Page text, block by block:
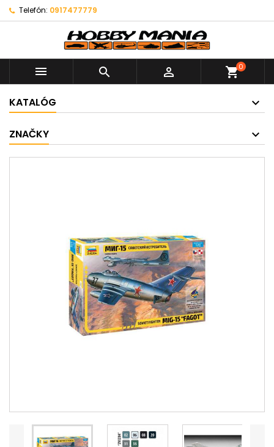
Telefón: 0917477779
   shopping_cart0
KATALÓG
ZNAČKY